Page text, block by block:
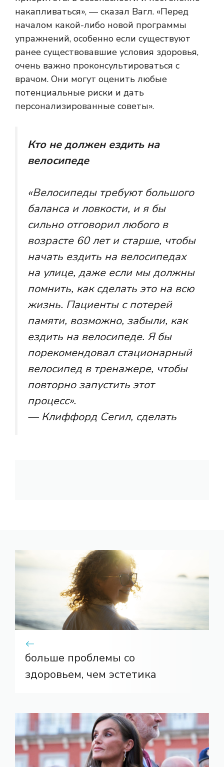
накапливаться», — сказал Вагл. «Перед
началом какой-либо новой программы
упражнений, особенно если существуют
ранее существовавшие условия здоровья,
очень важно проконсультироваться с
врачом. Они могут оценить любые
потенциальные риски и дать
персонализированные советы».
Кто не должен ездить на
велосипеде
«Велосипеды требуют большого
баланса и ловкости, и я бы
сильно отговорил любого в
возрасте 60 лет и старше, чтобы
начать ездить на велосипедах
на улице, даже если мы должны
помнить, как сделать это на всю
жизнь. Пациенты с потерей
памяти, возможно, забыли, как
ездить на велосипеде. Я бы
порекомендовал стационарный
велосипед в тренажере, чтобы
повторно запустить этот
процесс».
— Клиффорд Сегил, сделать
больше проблемы со
здоровьем, чем эстетика